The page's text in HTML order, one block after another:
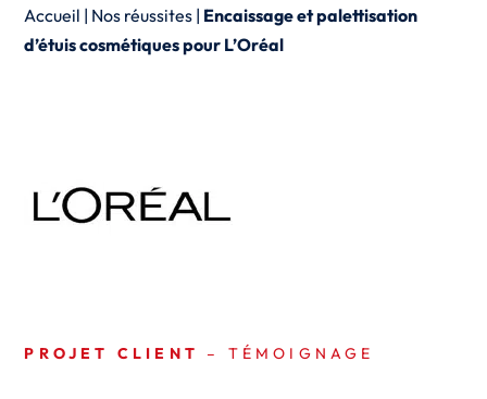
Accueil | Nos réussites | Encaissage et palettisation
d’étuis cosmétiques pour L’Oréal
PROJET CLIENT – TÉMOIGNAGE